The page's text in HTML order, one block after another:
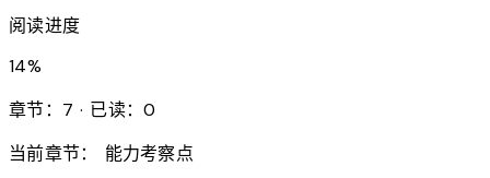
阅读进度
14%
章节：7 · 已读：0
当前章节：
能力考察点